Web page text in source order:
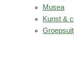
Musea
Kunst &